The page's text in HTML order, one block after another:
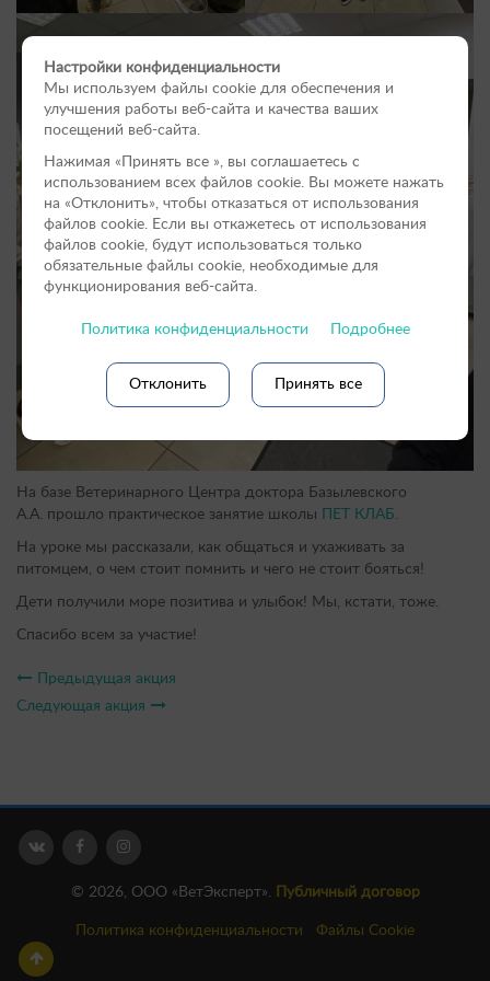
На базе Ветеринарного Центра доктора Базылевского
А.А. прошло практическое занятие школы
ПЕТ КЛАБ.
На уроке мы рассказали, как общаться и ухаживать за
питомцем, о чем стоит помнить и чего не стоит бояться!
Дети получили море позитива и улыбок! Мы, кстати, тоже.
Спасибо всем за участие!
Предыдущая акция
Следующая акция
© 2026, ООО «ВетЭксперт». Публичный договор
Политика конфиденциальности Файлы Cookie
Настройки конфиденциальности
Мы используем файлы cookie для обеспечения и
улучшения работы веб-сайта и качества ваших
посещений веб-сайта.
Нажимая «Принять вce », вы соглашаетесь с
использованием всех файлов cookie. Вы можете нажать
на «Отклонить», чтобы отказаться от использования
файлов сookie. Если вы откажетесь от использования
файлов cookie, будут использоваться только
обязательные файлы cookie, необходимые для
функционирования веб-сайта.
Политика конфиденциальности Подробнее
Отклонить Принять все